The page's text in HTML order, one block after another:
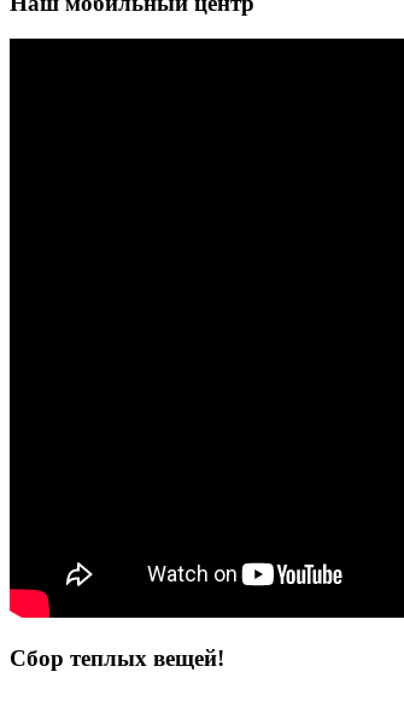
Сбор теплых вещей!